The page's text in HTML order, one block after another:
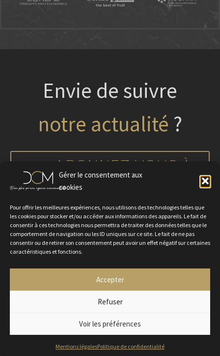
Gérer le consentement aux
cookies
Pour offrir les meilleures expériences, nous utilisons des technologies telles que
les cookies pour stocker et/ou accéder aux informations des appareils. Le fait de
consentir à ces technologies nous permettra de traiter des données telles que le
comportement de navigation ou les ID uniques sur ce site. Le fait de ne pas
consentir ou de retirer son consentement peut avoir un effet négatif sur certaines
caractéristiques et fonctions.
Accepter
Refuser
Voir les préférences
Mentions légalesPolitique de confidentialité
Envie de suivre
notre actualité
nos projets ?
ABONNEZ-VOUS À
NOTRE NEWSLETTER
Mentions légales
Rejoignez-nous
2024 © Agence DCM